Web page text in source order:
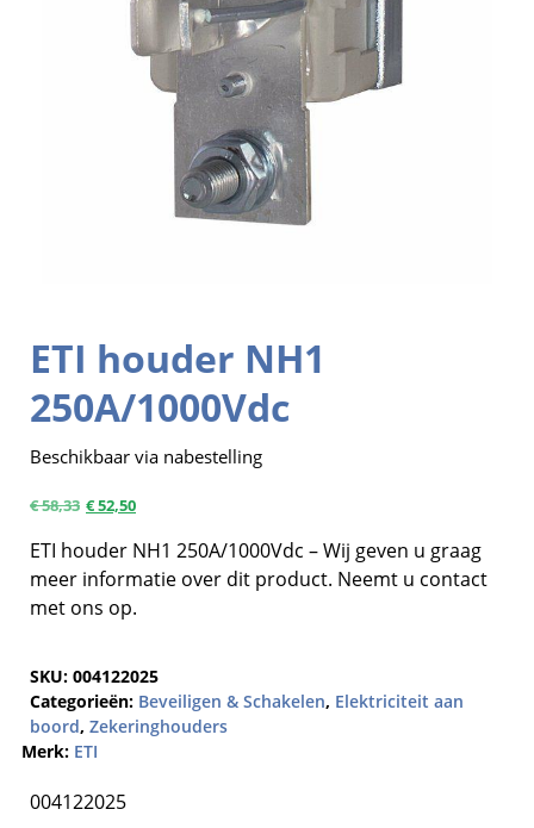
ETI houder NH1
250A/1000Vdc
Beschikbaar via nabestelling
€58,33 €52,50
ETI houder NH1 250A/1000Vdc – Wij geven u graag
meer informatie over dit product. Neemt u contact
met ons op.
SKU: 004122025
Categorieën: Beveiligen & Schakelen, Elektriciteit aan
boord, Zekeringhouders
Merk: ETI
004122025